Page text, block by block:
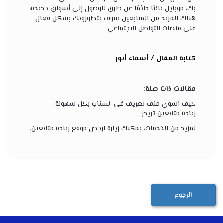
بك، موبايل ثانيًا دائمًا عن طرق للوصول إلى أسواق جديدة،
هناك المزيد من المتابعين سوف يتطورونك بشكل فعال
على منصات التواصل الاجتماعي.
كتابة المقال / أسماء أنور
مقالات ذات صلة:
كيف اسوي ملف تعريف في السناب بكل سهولة
زيادة متابعين ثريدز
لمزيد من الخدمات، يمكنك زيارة ارخص موقع زيادة متابعين.
الرجوع